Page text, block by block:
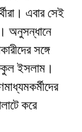
এবার সেই
অনুসন্ধানে
সঙ্গে
ইসলাম।
করে